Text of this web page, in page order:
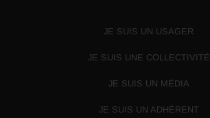
JE SUIS UN USAGER
JE SUIS UNE COLLECTIVITÉ
JE SUIS UN MÉDIA
JE SUIS UN ADHÉRENT